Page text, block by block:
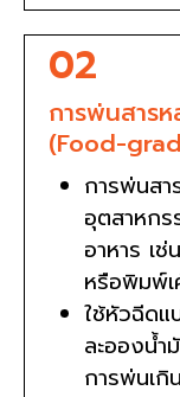
02
การพ่นสาร
(Food-
การพ่นส
อุตสาหก
อาหาร เ
หรือพิมพ์
ใช้หัวฉีดแ
ละอองน้ำ
การพ่นเกิน